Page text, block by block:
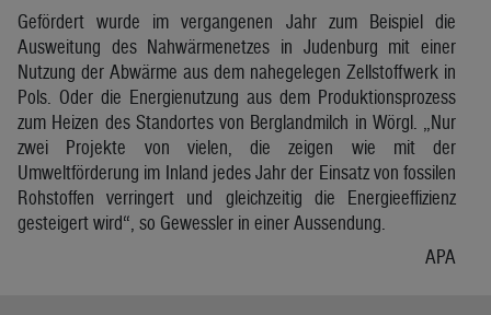
Gefördert wurde im vergangenen Jahr zum Beispiel die
Ausweitung des Nahwärmenetzes in Judenburg mit einer
Nutzung der Abwärme aus dem nahegelegen Zellstoffwerk in
Pols. Oder die Energienutzung aus dem Produktionsprozess
zum Heizen des Standortes von Berglandmilch in Wörgl. „Nur
zwei Projekte von vielen, die zeigen wie mit der
Umweltförderung im Inland jedes Jahr der Einsatz von fossilen
Rohstoffen verringert und gleichzeitig die Energieeffizienz
gesteigert wird“, so Gewessler in einer Aussendung.
APA